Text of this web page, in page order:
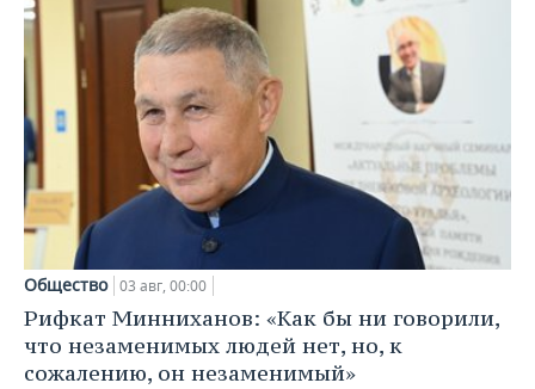
Общество 03 авг, 00:00
Рифкат Минниханов: «Как бы ни говорили,
что незаменимых людей нет, но, к
сожалению, он незаменимый»